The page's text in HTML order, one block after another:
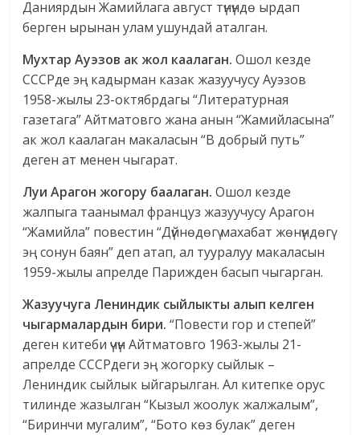
Даниярдын Жамийлага август түнүндө ырдап
берген ырынан улам ушундай аталган.
Мухтар Ауэзов ак жол каалаган. Ошол кезде
СССРде эң кадырман казак жазуучусу Ауэзов
1958-жылы 23-октябрдагы “Литературная
газетага” Айтматовго жана анын “Жамийласына”
ак жол каалаган макаласын “В добрый путь”
деген ат менен чыгарат.
Луи Арагон жогору баалаган. Ошол кезде
жалпыга таанымал француз жазуучусу Арагон
“Жамийла” повестин “Дүйнөдөгү махабат жөнүндөгү
эң сонун баян” деп атап, ал тууралуу макаласын
1959-жылы апрелде Парижден басып чыгарган.
Жазуучуга Лениндик сыйлыкты алып келген
чыгармалардын бири.“Повести гор и степей”
деген китеби үчүн Айтматовго 1963-жылы 21-
апрелде СССРдеги эң жогорку сыйлык –
Лениндик сыйлык ыйгарылган. Ал китепке орус
тилинде жазылган “Кызыл жоолук жалжалым”,
“Биринчи мугалим”, “Бото көз булак” деген